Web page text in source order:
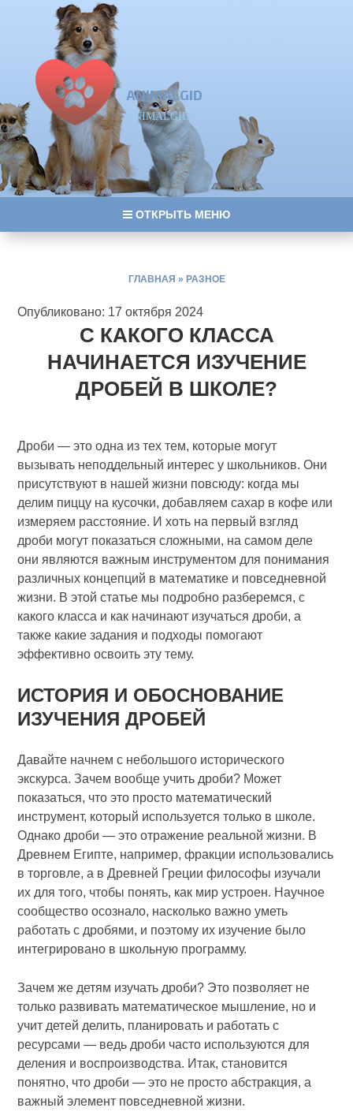
ANIMALGID
ANIMALGID
ОТКРЫТЬ МЕНЮ
ГЛАВНАЯ » РАЗНОЕ
Опубликовано: 17 октября 2024
С КАКОГО КЛАССА
НАЧИНАЕТСЯ ИЗУЧЕНИЕ
ДРОБЕЙ В ШКОЛЕ?
Дроби — это одна из тех тем, которые могут
вызывать неподдельный интерес у школьников. Они
присутствуют в нашей жизни повсюду: когда мы
делим пиццу на кусочки, добавляем сахар в кофе или
измеряем расстояние. И хоть на первый взгляд
дроби могут показаться сложными, на самом деле
они являются важным инструментом для понимания
различных концепций в математике и повседневной
жизни. В этой статье мы подробно разберемся, с
какого класса и как начинают изучаться дроби, а
также какие задания и подходы помогают
эффективно освоить эту тему.
ИСТОРИЯ И ОБОСНОВАНИЕ
ИЗУЧЕНИЯ ДРОБЕЙ
Давайте начнем с небольшого исторического
экскурса. Зачем вообще учить дроби? Может
показаться, что это просто математический
инструмент, который используется только в школе.
Однако дроби — это отражение реальной жизни. В
Древнем Египте, например, фракции использовались
в торговле, а в Древней Греции философы изучали
их для того, чтобы понять, как мир устроен. Научное
сообщество осознало, насколько важно уметь
работать с дробями, и поэтому их изучение было
интегрировано в школьную программу.
Зачем же детям изучать дроби? Это позволяет не
только развивать математическое мышление, но и
учит детей делить, планировать и работать с
ресурсами — ведь дроби часто используются для
деления и воспроизводства. Итак, становится
понятно, что дроби — это не просто абстракция, а
важный элемент повседневной жизни.